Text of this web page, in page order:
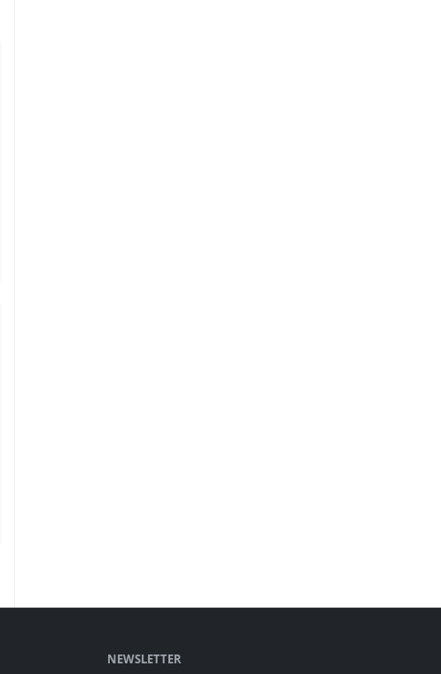
NEWSLETTER